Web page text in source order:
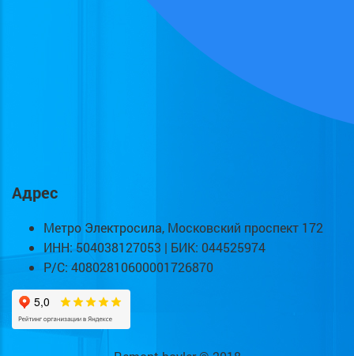
Адрес
Метро Электросила, Московский проспект 172
ИНН: 504038127053 | БИК: 044525974
Р/С: 40802810600001726870